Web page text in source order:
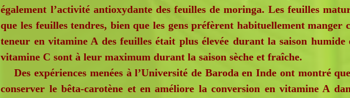
également l’activité antioxydante des feuilles de moringa. Les feuilles
que les feuilles tendres, bien que les gens préfèrent habituellement manger
teneur en vitamine A des feuilles était plus élevée durant la saison
vitamine C sont à leur maximum durant la saison sèche et fraîche.
Des expériences menées à l’Université de Baroda en Inde ont montré
conserver le bêta-carotène et en améliore la conversion en vitamine A